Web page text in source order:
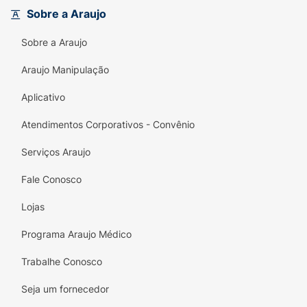
Sobre a Araujo
Sobre a Araujo
Araujo Manipulação
Aplicativo
Atendimentos Corporativos - Convênio
Serviços Araujo
Fale Conosco
Lojas
Programa Araujo Médico
Trabalhe Conosco
Seja um fornecedor